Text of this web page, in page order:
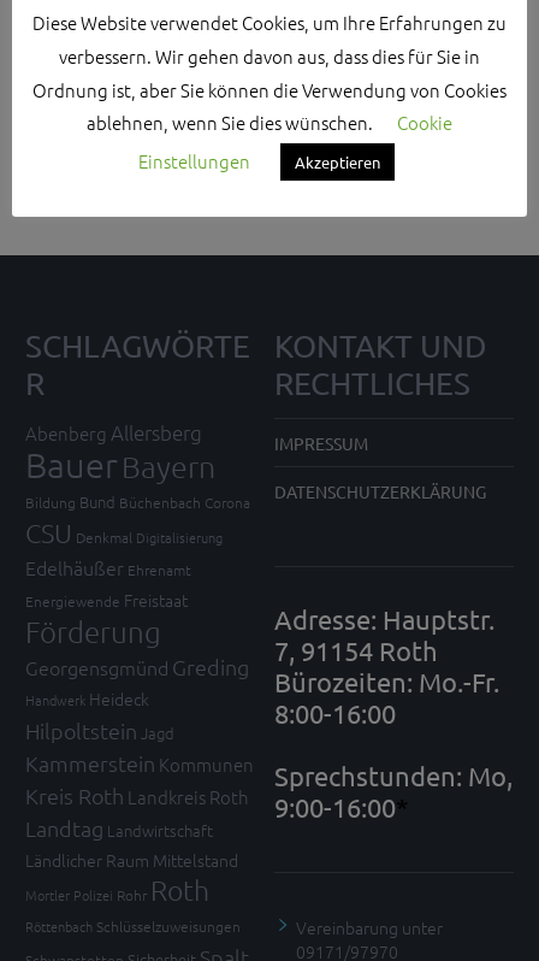
Search Sidebar Widget Area
Please login and add some widgets to this widget area.
SCHLAGWÖRTE
R
Abenberg Allersberg
Bauer Bayern
Bildung Bund Büchenbach Corona
CSU Denkmal Digitalisierung
Edelhäußer Ehrenamt
Energiewende Freistaat
Förderung
Georgensgmünd Greding
Handwerk Heideck
Hilpoltstein Jagd
Kammerstein Kommunen
Kreis Roth Landkreis Roth
Landtag Landwirtschaft
Ländlicher Raum Mittelstand
Mortler Polizei Rohr Roth
Röttenbach Schlüsselzuweisungen
KONTAKT UND
RECHTLICHES
IMPRESSUM
DATENSCHUTZERKLÄRUNG
Adresse: Hauptstr.
7, 91154 Roth
Bürozeiten: Mo.-Fr.
8:00-16:00
Sprechstunden: Mo,
9:00-16:00*
Vereinbarung unter
09171/97970
Diese Website verwendet Cookies, um Ihre Erfahrungen zu
verbessern. Wir gehen davon aus, dass dies für Sie in
Ordnung ist, aber Sie können die Verwendung von Cookies
ablehnen, wenn Sie dies wünschen.
Cookie
Einstellungen
Akzeptieren